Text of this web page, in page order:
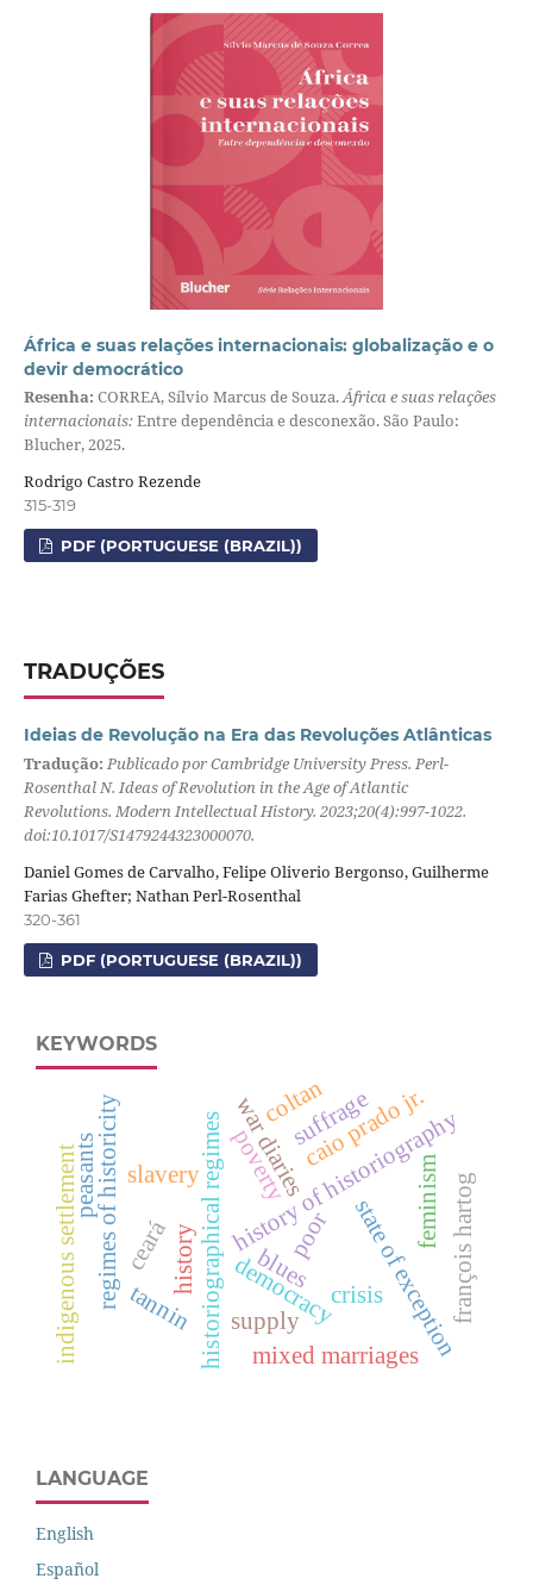
África e suas relações internacionais: globalização e o
devir democrático
Resenha: CORREA, Sílvio Marcus de Souza.África e suas relações
internacionais: Entre dependência e desconexão. São Paulo:
Blucher, 2025.
Rodrigo Castro Rezende
315-319
PDF (PORTUGUESE (BRAZIL))
TRADUÇÕES
Ideias de Revolução na Era das Revoluções Atlânticas
Tradução: Publicado por Cambridge University Press. Perl-
Rosenthal N. Ideas of Revolution in the Age of Atlantic
Revolutions. Modern Intellectual History. 2023;20(4):997-1022.
doi:10.1017/S1479244323000070.
Daniel Gomes de Carvalho, Felipe Oliverio Bergonso, Guilherme
Farias Ghefter; Nathan Perl-Rosenthal
320-361
PDF (PORTUGUESE (BRAZIL))
KEYWORDS
history of historiography
historiographical regimeswar diaries
poverty
poor
slavery
democracystate of exception
history françois hartog
regimes of historicity
peasants
supply
crisis
ceará
mixed marriages
indigenous settlement
caio prado jr.
feminism
suffrage
tannin
coltan
blues
LANGUAGE
English
Español